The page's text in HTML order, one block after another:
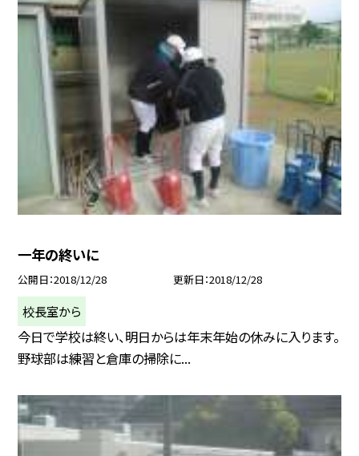
一年の終いに
公開日 2018/12/28 更新日 2018/12/28
校長室から
今日で学校は終い、明日からは年末年始の休みに入ります。
野球部は練習と倉庫の掃除に...